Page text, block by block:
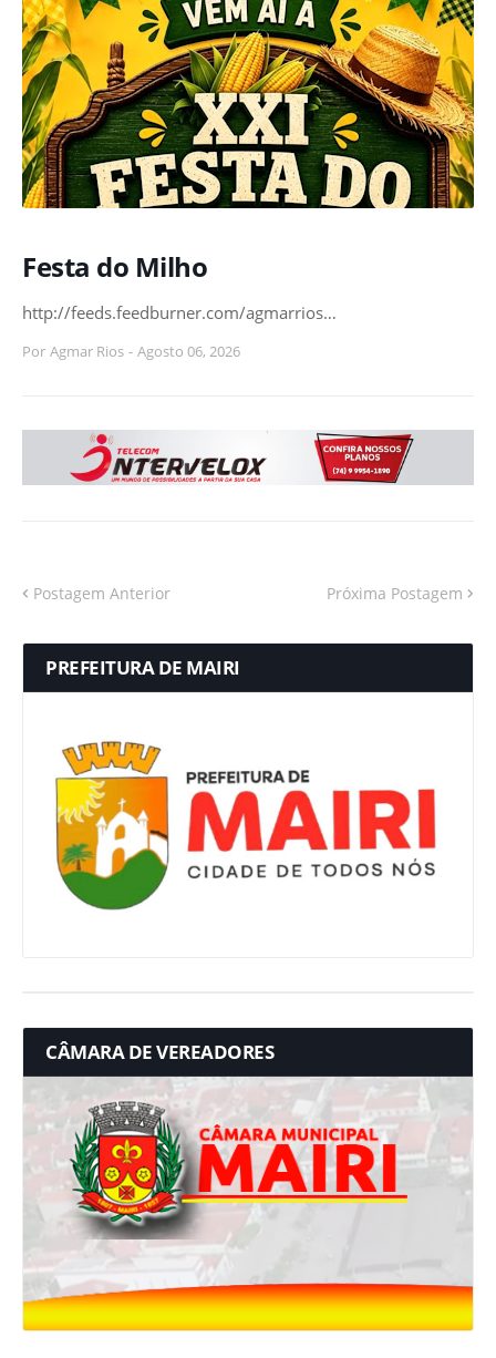
Festa do Milho
http://feeds.feedburner.com/agmarrios…
Por Agmar Rios - Agosto 06, 2026
Postagem Anterior Próxima Postagem
PREFEITURA DE MAIRI
CÂMARA DE VEREADORES